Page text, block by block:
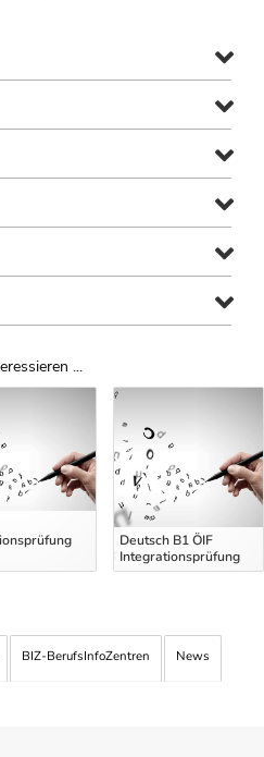
...
Deutsch B1 ÖIF
Integrationsprüfung
BIZ-BerufsInfoZentren News